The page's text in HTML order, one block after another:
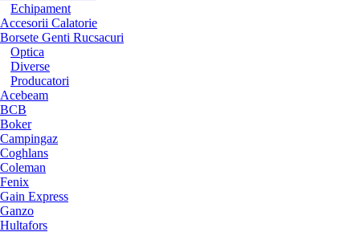
Echipament
Accesorii Calatorie
Borsete Genti Rucsacuri
Optica
Diverse
Producatori
Acebeam
BCB
Boker
Campingaz
Coghlans
Coleman
Fenix
Gain Express
Ganzo
Hultafors